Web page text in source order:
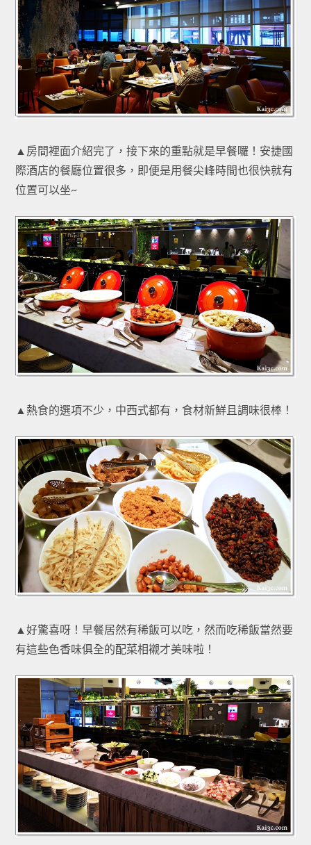
▲房間裡面介紹完了，接下來的重點就是早餐囉！安捷國
際酒店的餐廳位置很多，即便是用餐尖峰時間也很快就有
位置可以坐~
▲熱食的選項不少，中西式都有，食材新鮮且調味很棒！
▲好驚喜呀！早餐居然有稀飯可以吃，然而吃稀飯當然要
有這些色香味俱全的配菜相襯才美味啦！